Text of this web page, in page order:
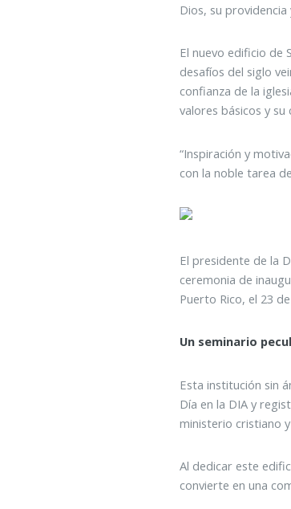
Dios, su
El nuevo edificio de
desafíos del siglo
confianza de la
valores básicos y su
“Inspiración y
con la noble tarea
El presidente de la
ceremonia de
Puerto Rico, el 23
Un seminario
Esta institución sin
Día en la DIA y
ministerio cristiano
Al dedicar este
convierte en una